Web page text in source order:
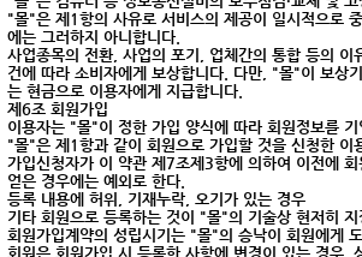
"몰"은 제1항의 사유로 서비스의 제공이 일시적으로
에는 그러하지 아니합니다.
사업종목의 전환, 사업의 포기, 업체간의 통합 등의
건에 따라 소비자에게 보상합니다. 다만, "몰"이 보상
는 현금으로 이용자에게 지급합니다.
제6조 회원가입
이용자는 "몰"이 정한 가입 양식에 따라 회원정보를
"몰"은 제1항과 같이 회원으로 가입할 것을 신청한
가입신청자가 이 약관 제7조제3항에 의하여 이전에
얻은 경우에는 예외로 한다.
등록 내용에 허위, 기재누락, 오기가 있는 경우
기타 회원으로 등록하는 것이 "몰"의 기술상 현저히
회원가입계약의 성립시기는 "몰"의 승낙이 회원에게
회원은 회원가입 시 등록한 사항에 변경이 있는 경우,